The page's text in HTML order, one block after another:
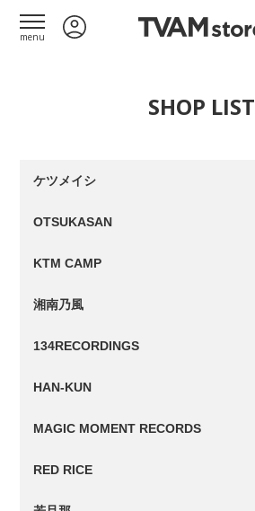
menu
SHOP LIST
ケツメイシ
OTSUKASAN
KTM CAMP
湘南乃風
134RECORDINGS
HAN-KUN
MAGIC MOMENT RECORDS
RED RICE